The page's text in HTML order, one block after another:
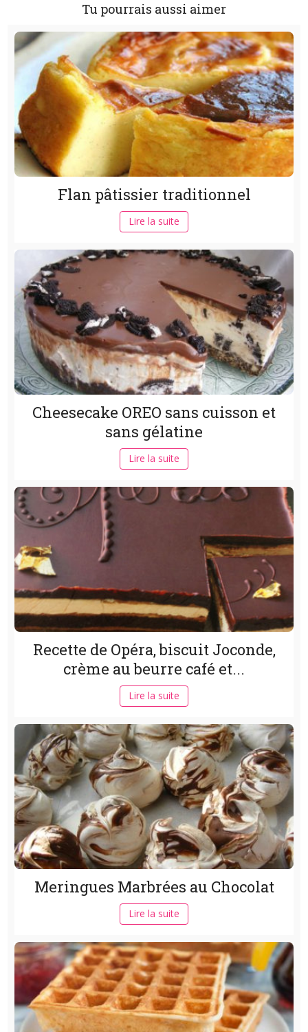
Tu pourrais aussi aimer
Flan pâtissier traditionnel
Lire la suite
Cheesecake OREO sans cuisson et
sans gélatine
Lire la suite
Recette de Opéra, biscuit Joconde,
crème au beurre café et...
Lire la suite
Meringues Marbrées au Chocolat
Lire la suite